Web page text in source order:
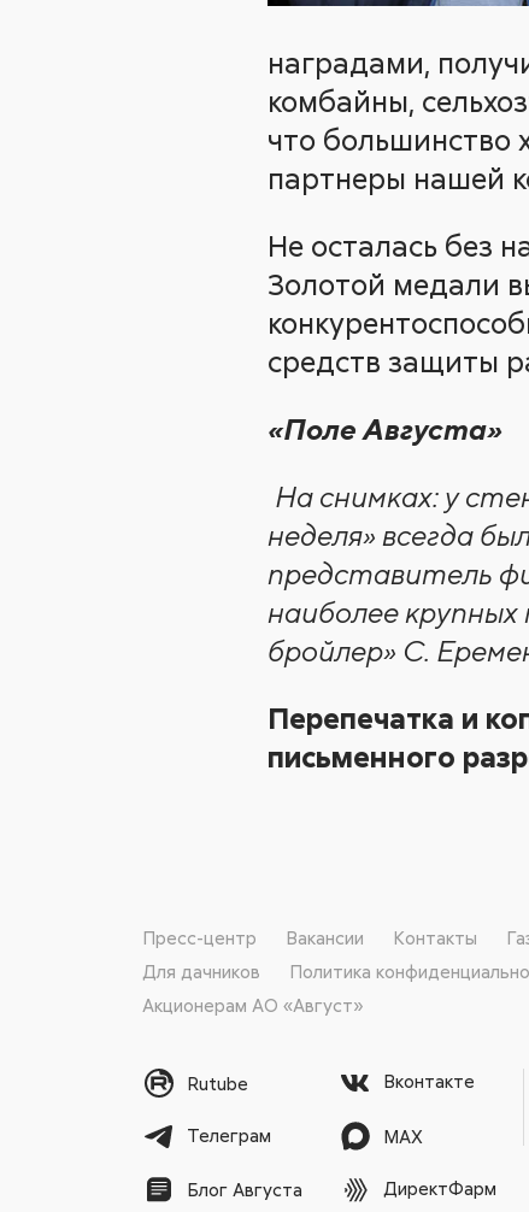
наградами,
комбайны,
что большинство
партнеры нашей
Не осталась без
Золотой медали
средств защиты
«Поле Августа»
На снимках: у
неделя» всегда
представитель
наиболее
бройлер» С.
Перепечатка и
письменного
Пресс-центр Вакансии Контакты
Для дачников
Политика
Акционерам АО «Август»
Rutube Вконтакте
Телеграм MAX
Блог Августа ДиректФарм